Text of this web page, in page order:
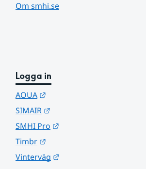
Om smhi.se
Logga in
AQUA
SIMAIR
SMHI Pro
Timbr
Vinterväg